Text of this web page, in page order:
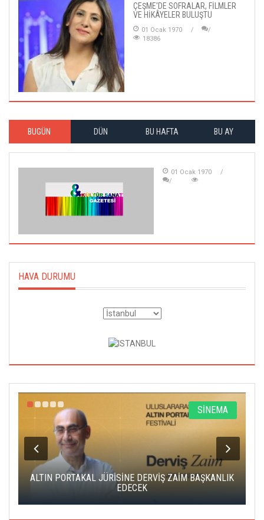
ÇEŞME'DE SOFRALAR, FİLMLER
VE HİKÂYELER BULUŞTU
01 Ocak 1970
18386
BUGÜN DÜN BU HAFTA BU AY
01 Ocak 1970
HAVA DURUMU
SİNEMA
ALTIN PORTAKAL JÜRİSİNE DERVİŞ ZAİM BAŞKANLIK
EDECEK